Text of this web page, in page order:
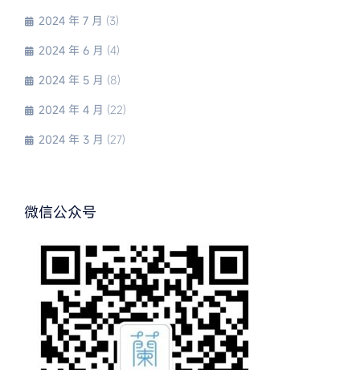
2024 年 7 月 (3)
2024 年 6 月 (4)
2024 年 5 月 (8)
2024 年 4 月 (22)
2024 年 3 月 (27)
微信公众号